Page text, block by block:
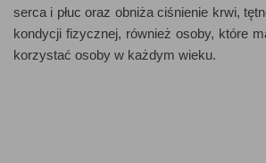
serca i płuc oraz obniża ciśnienie krwi,
kondycji fizycznej, również osoby, które
korzystać osoby w każdym wieku.